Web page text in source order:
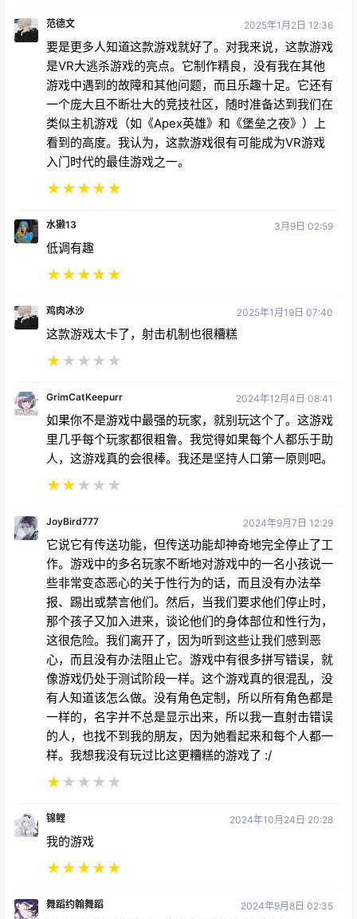
范德文 2025年1月2日 12:36
要是更多人知道这款游戏就好了。对我来说，这款游戏
是VR大逃杀游戏的亮点。它制作精良，没有我在其他
游戏中遇到的故障和其他问题，而且乐趣十足。它还有
一个庞大且不断壮大的竞技社区，随时准备达到我们在
类似主机游戏（如《Apex英雄》和《堡垒之夜》）上
看到的高度。我认为，这款游戏很有可能成为VR游戏
入门时代的最佳游戏之一。
★★★★★
水獭13 3月9日 02:59
低调有趣
★★★★★
鸡肉冰沙 2025年1月19日 07:40
这款游戏太卡了，射击机制也很糟糕
★★ ★ ★ ★
GrimCatKeepurr 2024年12月4日 08:41
如果你不是游戏中最强的玩家，就别玩这个了。这游戏
里几乎每个玩家都很粗鲁。我觉得如果每个人都乐于助
人，这游戏真的会很棒。我还是坚持人口第一原则吧。
★★★ ★ ★
JoyBird777 2024年9月7日 12:29
它说它有传送功能，但传送功能却神奇地完全停止了工
作。游戏中的多名玩家不断地对游戏中的一名小孩说一
些非常变态恶心的关于性行为的话，而且没有办法举
报、踢出或禁言他们。然后，当我们要求他们停止时，
那个孩子又加入进来，谈论他们的身体部位和性行为，
这很危险。我们离开了，因为听到这些让我们感到恶
心，而且没有办法阻止它。游戏中有很多拼写错误，就
像游戏仍处于测试阶段一样。这个游戏真的很混乱，没
有人知道该怎么做。没有角色定制，所以所有角色都是
一样的，名字并不总是显示出来，所以我一直射击错误
的人，也找不到我的朋友，因为她看起来和每个人都一
样。我想我没有玩过比这更糟糕的游戏了 :/
★★ ★ ★ ★
锦鲤 2024年10月24日 20:28
我的游戏
★★★★★
舞蹈约翰舞蹈 2024年9月8日 02:35